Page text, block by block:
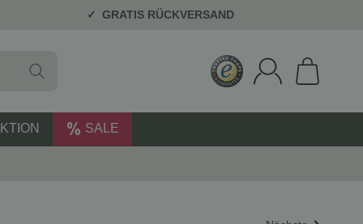
GRATIS RÜCKVERSAND
SALE